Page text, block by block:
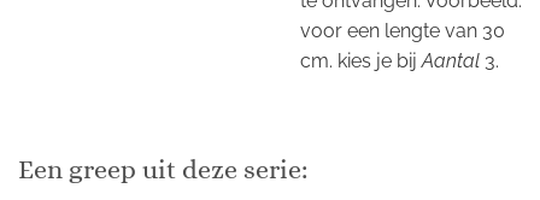
voor een lengte van 30
cm. kies je bijAantal 3.
Een greep uit deze serie: